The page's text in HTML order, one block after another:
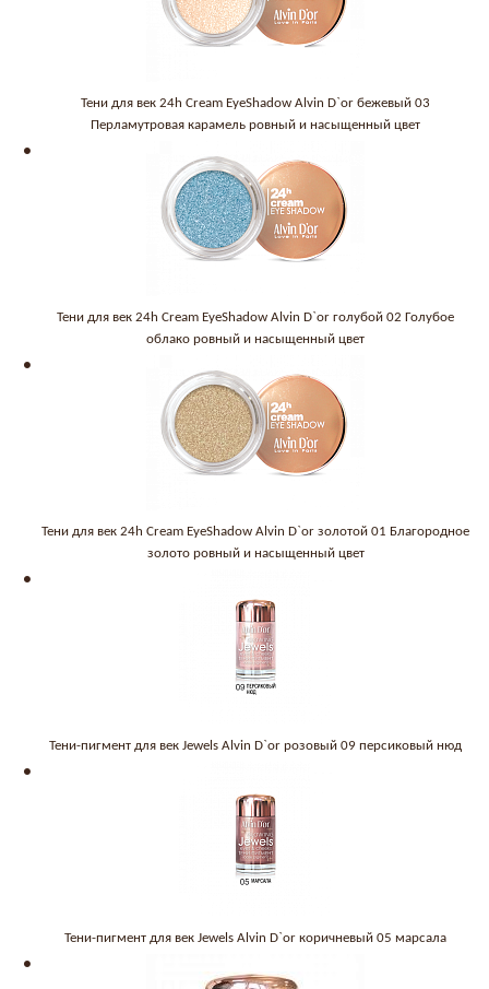
Тени для век 24h Cream EyeShadow Alvin D`or бежевый 03
Перламутровая карамель ровный и насыщенный цвет
Тени для век 24h Cream EyeShadow Alvin D`or голубой 02 Голубое
облако ровный и насыщенный цвет
Тени для век 24h Cream EyeShadow Alvin D`or золотой 01 Благородное
золото ровный и насыщенный цвет
Тени-пигмент для век Jewels Alvin D`or розовый 09 персиковый нюд
Тени-пигмент для век Jewels Alvin D`or коричневый 05 марсала